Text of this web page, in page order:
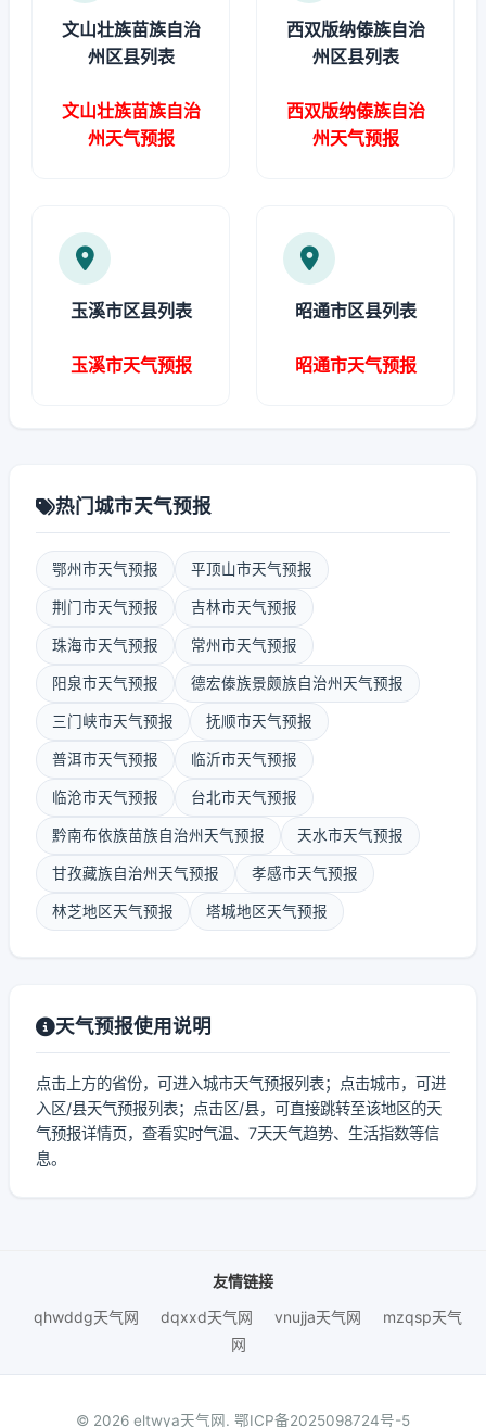
文山壮族苗族自治
州区县列表
文山壮族苗族自治
州天气预报
西双版纳傣族自治
州区县列表
西双版纳傣族自治
州天气预报
玉溪市区县列表
玉溪市天气预报
昭通市区县列表
昭通市天气预报
热门城市天气预报
鄂州市天气预报 平顶山市天气预报
荆门市天气预报 吉林市天气预报
珠海市天气预报 常州市天气预报
阳泉市天气预报 德宏傣族景颇族自治州天气预报
三门峡市天气预报 抚顺市天气预报
普洱市天气预报 临沂市天气预报
临沧市天气预报 台北市天气预报
黔南布依族苗族自治州天气预报 天水市天气预报
甘孜藏族自治州天气预报 孝感市天气预报
林芝地区天气预报 塔城地区天气预报
天气预报使用说明
点击上方的省份，可进入城市天气预报列表；点击城市，可进
入区/县天气预报列表；点击区/县，可直接跳转至该地区的天
气预报详情页，查看实时气温、7天天气趋势、生活指数等信
息。
友情链接
qhwddg天气网
dqxxd天气网 vnujja天气网
mzqsp天气
网
© 2026 eltwya天气网. 鄂ICP备2025098724号-5